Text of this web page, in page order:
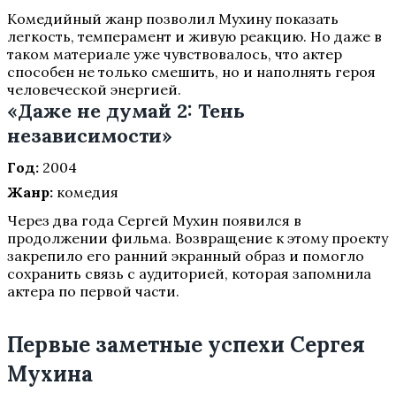
Комедийный жанр позволил Мухину показать
легкость, темперамент и живую реакцию. Но даже в
таком материале уже чувствовалось, что актер
способен не только смешить, но и наполнять героя
человеческой энергией.
«Даже не думай 2: Тень
независимости»
Год: 2004
Жанр: комедия
Через два года Сергей Мухин появился в
продолжении фильма. Возвращение к этому проекту
закрепило его ранний экранный образ и помогло
сохранить связь с аудиторией, которая запомнила
актера по первой части.
Первые заметные успехи Сергея
Мухина